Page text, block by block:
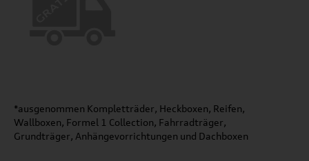
*ausgenommen Kompletträder, Heckboxen, Reifen,
Wallboxen, Formel 1 Collection, Fahrradträger,
Grundträger, Anhängevorrichtungen und Dachboxen